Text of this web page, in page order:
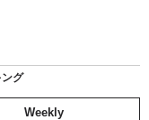
ング
Weekly